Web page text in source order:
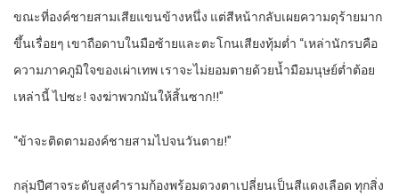
ขณะที่องค์ชายสามเสียแขนข้างหนึ่ง แต่สีหน้ากลับเผยความดุร้ายมาก
ขึ้นเรื่อยๆ เขาถือดาบในมือซ้ายและตะโกนเสียงทุ้มต่ำ “เหล่านักรบคือ
ความภาคภูมิใจของเผ่าเทพ เราจะไม่ยอมตายด้วยน้ำมือมนุษย์ต่ำต้อย
เหล่านี้ ไปซะ! จงฆ่าพวกมันให้สิ้นซาก!!”
“ข้าจะติดตามองค์ชายสามไปจนวันตาย!”
กลุ่มปีศาจระดับสูงคำรามก้องพร้อมดวงตาเปลี่ยนเป็นสีแดงเลือด ทุกสิ่ง